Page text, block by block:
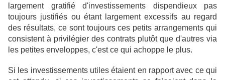
largement gratifié d'investissements dispendieux pas
toujours justifiés ou étant largement excessifs au regard
des résultats, ce sont toujours ces petits arrangements qui
consistent à privilégier des contrats plutôt que d'autres via
les petites enveloppes, c'est ce qui achoppe le plus.
Si les investissements utiles étaient en rapport avec ce qui